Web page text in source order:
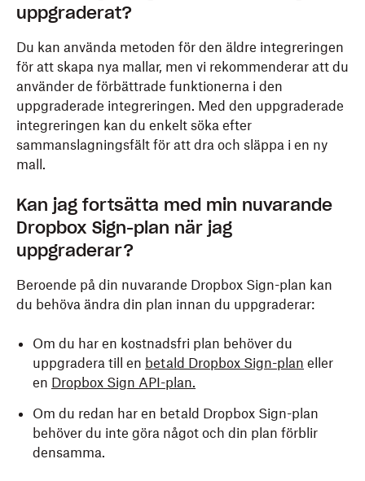
uppgraderat?
Du kan använda metoden för den äldre integreringen
för att skapa nya mallar, men vi rekommenderar att du
använder de förbättrade funktionerna i den
uppgraderade integreringen. Med den uppgraderade
integreringen kan du enkelt söka efter
sammanslagningsfält för att dra och släppa i en ny
mall.
Kan jag fortsätta med min nuvarande
Dropbox Sign-plan när jag
uppgraderar?
Beroende på din nuvarande Dropbox Sign-plan kan
du behöva ändra din plan innan du uppgraderar:
Om du har en kostnadsfri plan behöver du
uppgradera till en betald Dropbox Sign-plan eller
en Dropbox Sign API-plan.
Om du redan har en betald Dropbox Sign-plan
behöver du inte göra något och din plan förblir
densamma.